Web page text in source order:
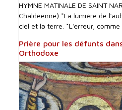
HYMNE MATINALE DE SAINT
Chaldéenne) *La lumière de
ciel et la terre. *L'erreur, comme
Prière pour les défunts
Orthodoxe